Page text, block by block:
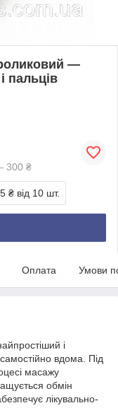
—
пальців
300 ₴
₴ від 10 шт.
Оплата Умови
і
вдома. Під
масажу
обмін
лікувально-